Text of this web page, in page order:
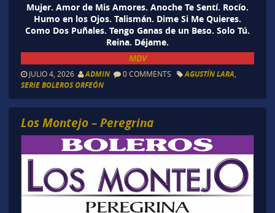
Mujer. Amor de Mis Amores. Anoche Te Sentí. Rocío.
Humo en los Ojos. Talismán. Dime Si Me Quieres.
Como Dos Puñales. Tengo Ganas de un Beso. Solo Tú.
Reina. Déjame.
MDV
JULIO 4, 2026 ADMIN 0 COMMENTS AGUSTÍN LARA,
SERIE BOLEROS ORFEÓN
Los Montejo – Peregrina